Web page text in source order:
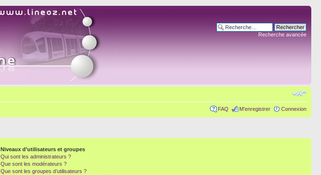
Recherche avancée
FAQ M’enregistrer Connexion
Niveaux d’utilisateurs et groupes
Qui sont les administrateurs ?
Que sont les modérateurs ?
Que sont les groupes d’utilisateurs ?